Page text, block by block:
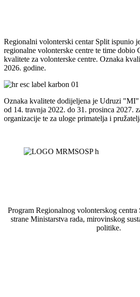
Regionalni volonterski centar Split ispunio
regionalne volonterske centre te time dobio
kvalitete za volonterske centre. Oznaka
2026. godine.
Oznaka kvalitete dodijeljena je Udruzi "MI"
od 14. travnja 2022. do 31. prosinca 2027.
organizacije te za uloge primatelja i
Program Regionalnog volonterskog
strane Ministarstva rada, mirovinskog
politike.